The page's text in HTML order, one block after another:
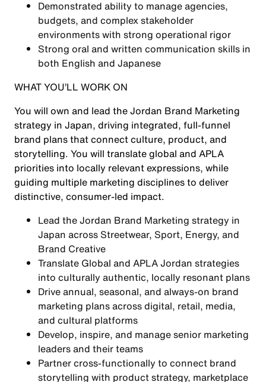
Demonstrated ability to manage agencies,
budgets, and complex stakeholder
environments with strong operational rigor
Strong oral and written communication skills in
both English and Japanese
WHAT YOU’LL WORK ON
You will own and lead the Jordan Brand Marketing
strategy in Japan, driving integrated, full-funnel
brand plans that connect culture, product, and
storytelling. You will translate global and APLA
priorities into locally relevant expressions, while
guiding multiple marketing disciplines to deliver
distinctive, consumer-led impact.
Lead the Jordan Brand Marketing strategy in
Japan across Streetwear, Sport, Energy, and
Brand Creative
Translate Global and APLA Jordan strategies
into culturally authentic, locally resonant plans
Drive annual, seasonal, and always-on brand
marketing plans across digital, retail, media,
and cultural platforms
Develop, inspire, and manage senior marketing
leaders and their teams
Partner cross-functionally to connect brand
storytelling with product strategy, marketplace